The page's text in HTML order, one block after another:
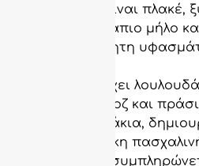
Η λαμπάδα είναι πλακέ,
απόχρωση σάπιο μήλο
μια χειροποίητη
Το ύφασμα έχει
τόνους του ροζ και
μικρά κουνελάκια,
και ανοιξιάτικη
διακόσμηση